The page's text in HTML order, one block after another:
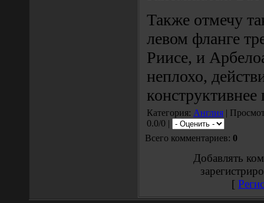
Также отмечу
левом фланге
Риисе, и
неплохо,
конструктивнее
Категория: Англия |
0.0/0 |
Всего комментариев: 0
Добавлять
[